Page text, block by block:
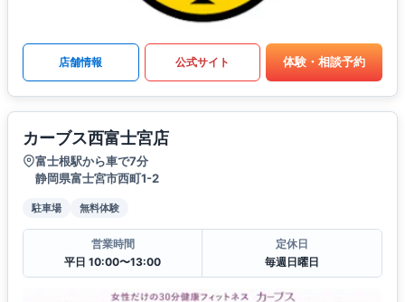
店舗情報 公式サイト 体験・相談予約
カーブス西富士宮店
富士根駅から車で7分
静岡県富士宮市西町1-2
駐車場 無料体験
営業時間
平日 10:00〜13:00
定休日
毎週日曜日